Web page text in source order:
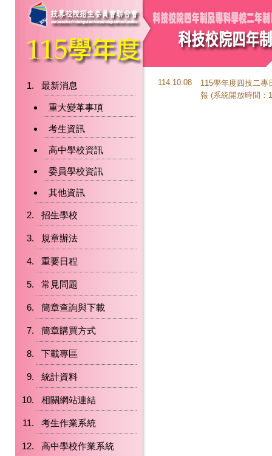
最新消息
重大變革事項
考生資訊
高中學校資訊
委員學校資訊
其他資訊
招生學校
規章辦法
重要日程
常見問題
簡章查詢與下載
簡章購買方式
下載專區
統計資料
相關網站連結
考生作業系統
高中學校作業系統
114.10.08
115學年度四技二
報 (系統開放時間：